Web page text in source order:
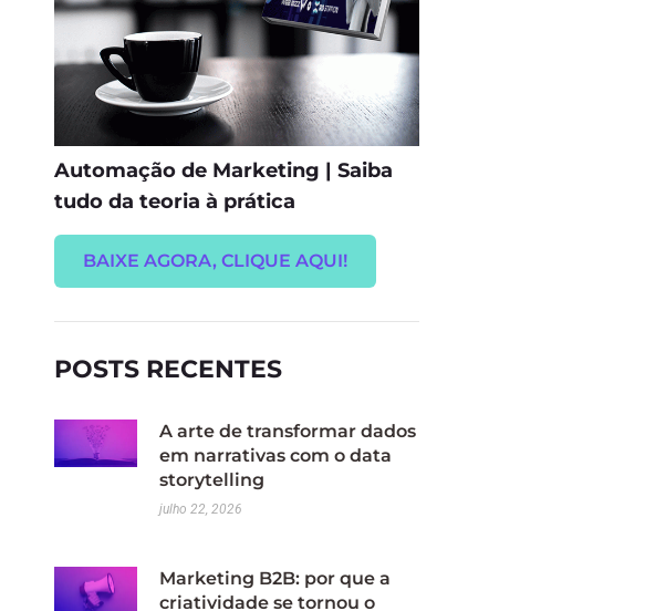
Automação de Marketing | Saiba
tudo da teoria à prática
BAIXE AGORA, CLIQUE AQUI!
POSTS RECENTES
A arte de transformar dados
em narrativas com o data
storytelling
julho 22, 2026
Marketing B2B: por que a
criatividade se tornou o